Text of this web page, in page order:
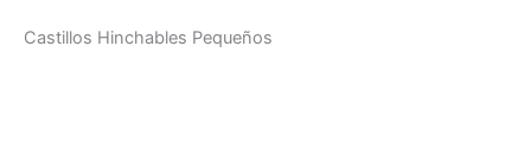
Castillos Hinchables Pequeños